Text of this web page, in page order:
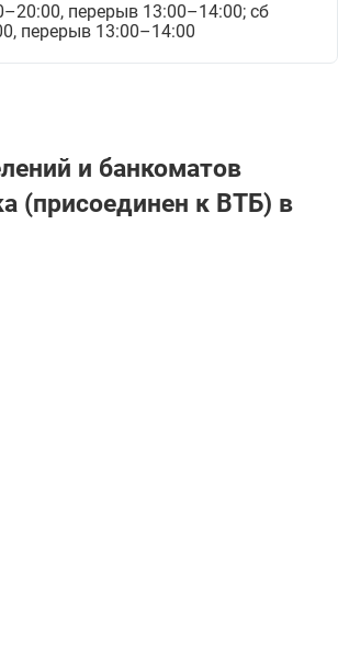
перерыв 13:00–14:00; сб
перерыв 13:00–14:00
и банкоматов
(присоединен к ВТБ) в